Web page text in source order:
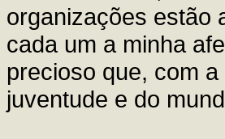
organizações estão
cada um a minha
precioso que, com
juventude e do